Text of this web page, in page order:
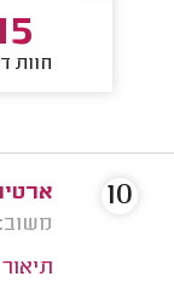
חוות
משוב: 15/09/2025
10